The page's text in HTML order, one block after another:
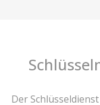
Der